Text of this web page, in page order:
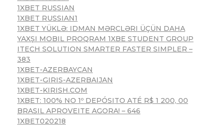
1XBET RUSSIAN
1XBET RUSSIAN1
1XBET YÜKLƏ: IDMAN MƏRCLƏRI ÜÇÜN DAHA
YAXŞI MOBIL PROQRAM 1XBE STUDENT GROUP
ITECH SOLUTION SMARTER FASTER SIMPLER –
383
1XBET-AZERBAYCAN
1XBET-GIRIS-AZERBAIJAN
1XBET-KIRISH.COM
1XBET: 100% NO 1º DEPÓSITO ATÉ R$ 1 200, 00
BRASIL APROVEITE AGORA! – 646
1XBET020218